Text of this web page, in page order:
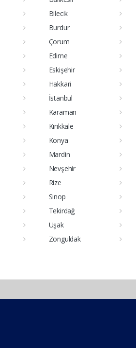
Bilecik
Burdur
Çorum
Edirne
Eskişehir
Hakkari
İstanbul
Karaman
Kırıkkale
Konya
Mardin
Nevşehir
Rize
Sinop
Tekirdağ
Uşak
Zonguldak